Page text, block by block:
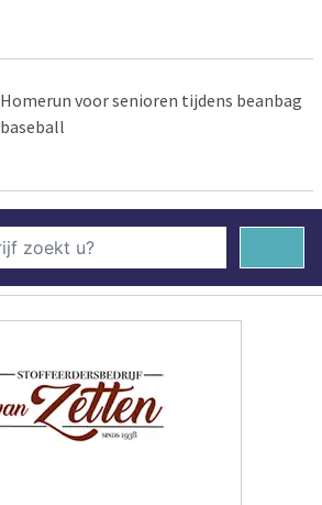
Homerun voor senioren tijdens beanbag
baseball